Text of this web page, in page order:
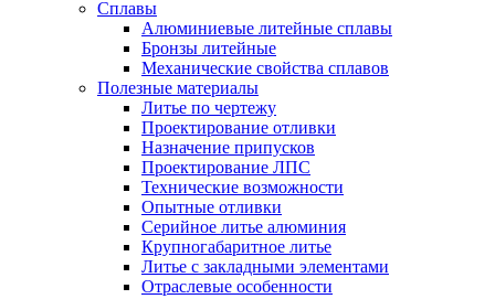
Сплавы
Алюминиевые литейные сплавы
Бронзы литейные
Механические свойства сплавов
Полезные материалы
Литье по чертежу
Проектирование отливки
Назначение припусков
Проектирование ЛПС
Технические возможности
Опытные отливки
Серийное литье алюминия
Крупногабаритное литье
Литье с закладными элементами
Отраслевые особенности